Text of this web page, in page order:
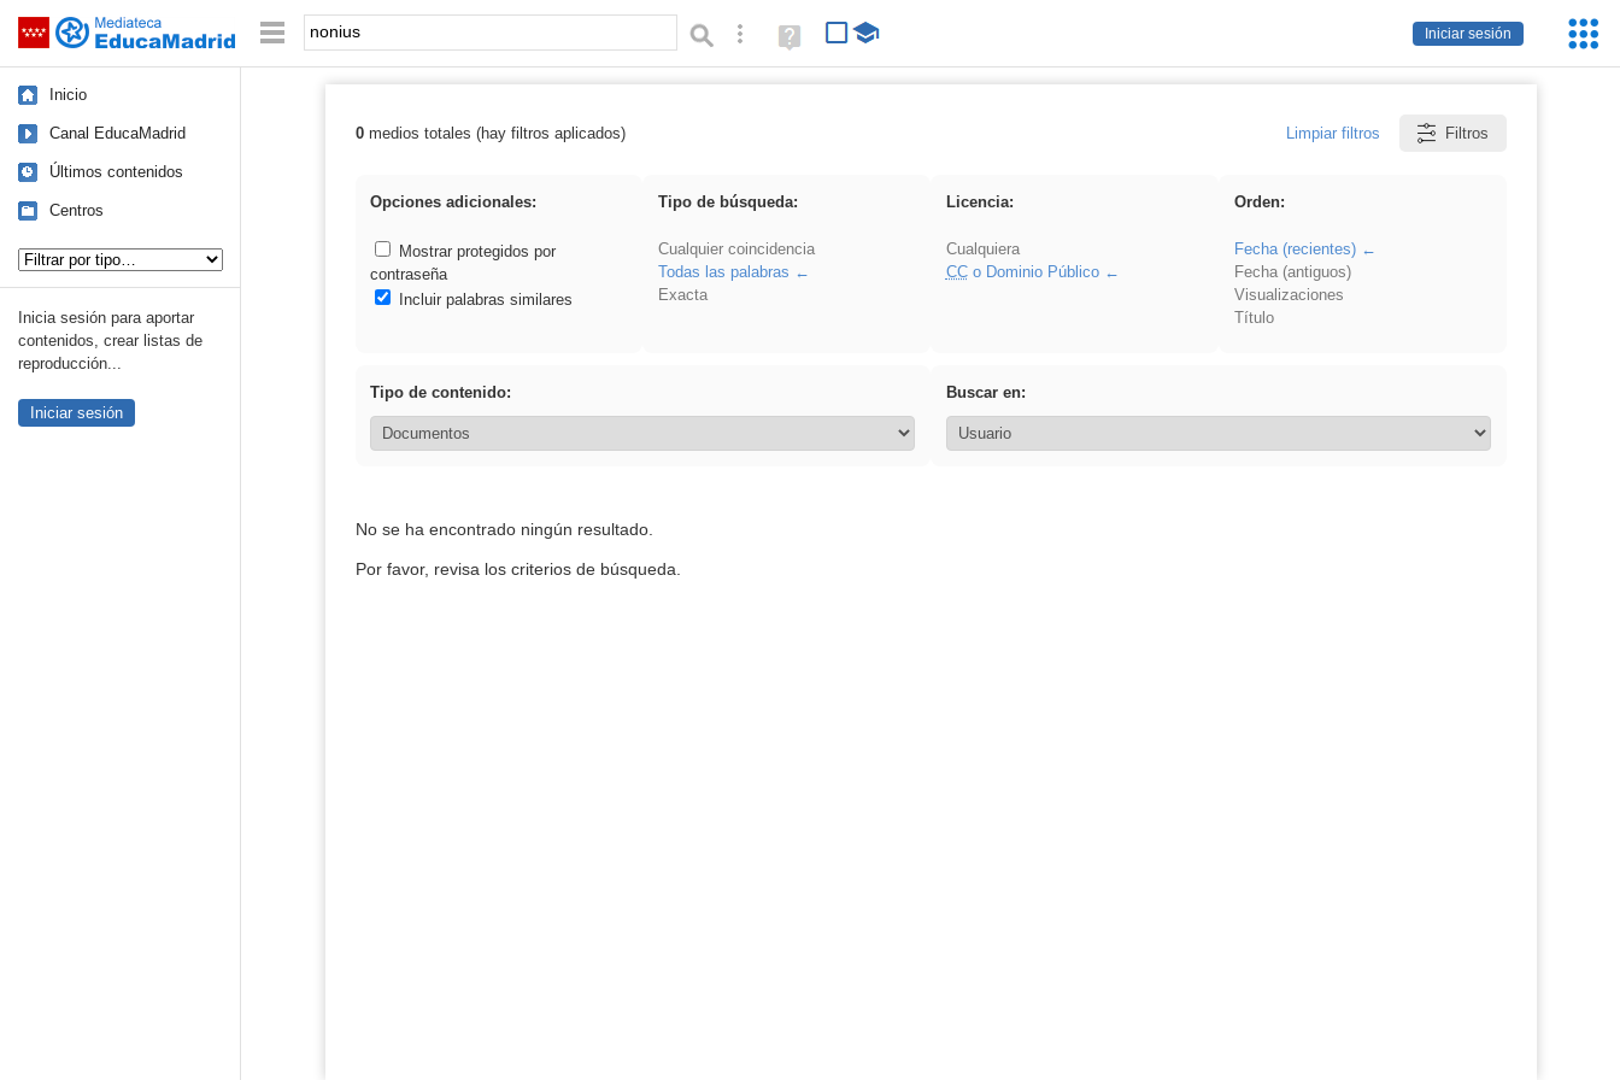
Saltar navegación
Iniciar sesión
Palabra o frase: Búsqueda avanzada
Ayuda
(en
Inicio
Canal EducaMadrid
Últimos contenidos
Centros
Inicia sesión para aportar
contenidos, crear listas de
reproducción...
Iniciar sesión
Resultados de: nonius
0medios totales (hay filtros aplicados) Limpiar filtros Filtros
Opciones adicionales:
Mostrar protegidos por
contraseña
Incluir palabras similares
Tipo de búsqueda:
Cualquier coincidencia
Todas las palabras
Exacta
Licencia:
Cualquiera
CCo Dominio Público
Orden:
Fecha (recientes)
Fecha (antiguos)
Visualizaciones
Título
Tipo de contenido: Buscar en:
No se ha encontrado ningún resultado.
Por favor, revisa los criterios de búsqueda.